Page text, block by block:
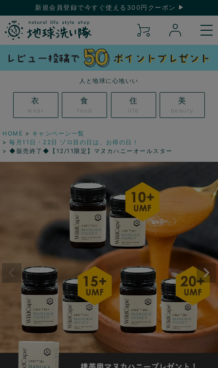
新規会員登録で今すぐ使える300円クーポン
人と地球に心地いい
衣
wear
食
food
住
life
美
beauty
HOME
キャンペーン一覧
毎月11日・22日 ゾロ目の日は、お得の日！
◆販売終了◆【12/11限定】マヌカハニーオールスター